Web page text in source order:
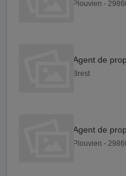
Plouvien -
Brest
Plouvien -